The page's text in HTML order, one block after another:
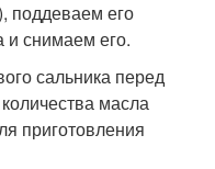
поддеваем его
и снимаем его.
сальника перед
масла
приготовления